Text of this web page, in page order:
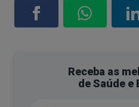
A intolerância alimentar à
um funcionamento
para a quantidade de
Receba as
de Saúde e